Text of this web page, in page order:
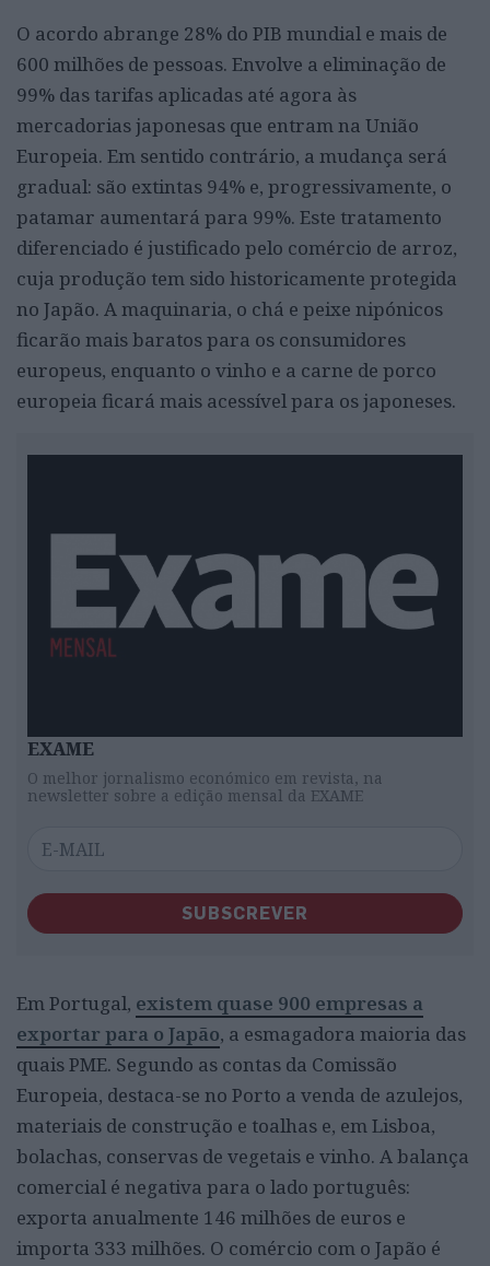
O acordo abrange 28% do PIB mundial e mais de
600 milhões de pessoas. Envolve a eliminação de
99% das tarifas aplicadas até agora às
mercadorias japonesas que entram na União
Europeia. Em sentido contrário, a mudança será
gradual: são extintas 94% e, progressivamente, o
patamar aumentará para 99%. Este tratamento
diferenciado é justificado pelo comércio de arroz,
cuja produção tem sido historicamente protegida
no Japão. A maquinaria, o chá e peixe nipónicos
ficarão mais baratos para os consumidores
europeus, enquanto o vinho e a carne de porco
europeia ficará mais acessível para os japoneses.
EXAME
O melhor jornalismo económico em revista, na
newsletter sobre a edição mensal da EXAME
SUBSCREVER
Em Portugal, existem quase 900 empresas a
exportar para o Japão, a esmagadora maioria das
quais PME. Segundo as contas da Comissão
Europeia, destaca-se no Porto a venda de azulejos,
materiais de construção e toalhas e, em Lisboa,
bolachas, conservas de vegetais e vinho. A balança
comercial é negativa para o lado português:
exporta anualmente 146 milhões de euros e
importa 333 milhões. O comércio com o Japão é